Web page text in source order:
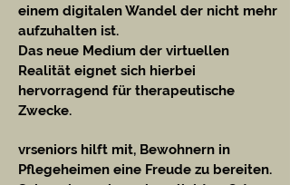
einem digitalen Wandel der nicht mehr
aufzuhalten ist.
Das neue Medium der virtuellen
Realität eignet sich hierbei
hervorragend für therapeutische
Zwecke.
vrseniors hilft mit, Bewohnern in
Pflegeheimen eine Freude zu bereiten.